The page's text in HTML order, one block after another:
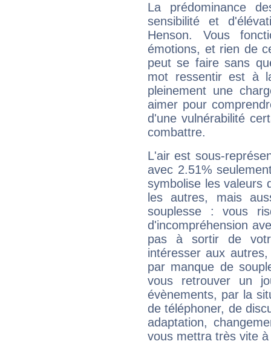
La prédominance
sensibilité et
Henson. Vous
émotions, et rien de
peut se faire sans
mot ressentir est à
pleinement une
aimer pour
d'une vulnérabilité
combattre.
L'air est sous-
avec 2.51%
symbolise les valeurs
les autres, mais
souplesse : vous
d'incompréhension
pas à sortir de
intéresser aux
par manque de
vous retrouver un
évènements, par la
de téléphoner, de
adaptation,
vous mettra très vite